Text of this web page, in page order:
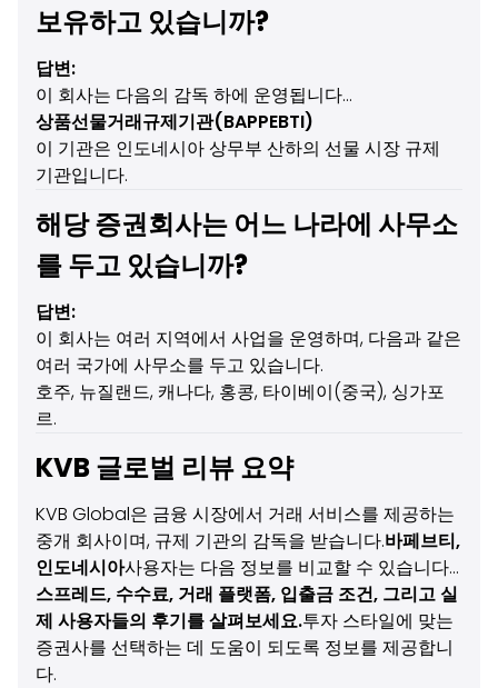
보유하고 있습니까?
답변:
이 회사는 다음의 감독 하에 운영됩니다...
상품선물거래규제기관(BAPPEBTI)
이 기관은 인도네시아 상무부 산하의 선물 시장 규제
기관입니다.
해당 증권회사는 어느 나라에 사무소
를 두고 있습니까?
답변:
이 회사는 여러 지역에서 사업을 운영하며, 다음과 같은
여러 국가에 사무소를 두고 있습니다.
호주, 뉴질랜드, 캐나다, 홍콩, 타이베이(중국), 싱가포
르.
KVB 글로벌 리뷰 요약
KVB Global은 금융 시장에서 거래 서비스를 제공하는
중개 회사이며, 규제 기관의 감독을 받습니다.바페브티,
인도네시아사용자는 다음 정보를 비교할 수 있습니다...
스프레드, 수수료, 거래 플랫폼, 입출금 조건, 그리고 실
제 사용자들의 후기를 살펴보세요.투자 스타일에 맞는
증권사를 선택하는 데 도움이 되도록 정보를 제공합니
다.